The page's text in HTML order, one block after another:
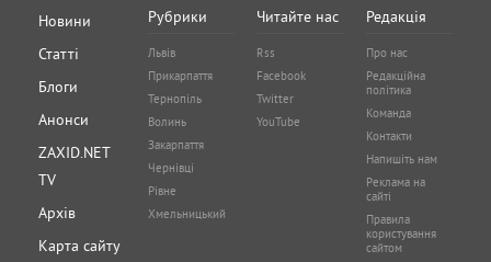
Новини
Статті
Блоги
Анонси
ZAXID.NET
TV
Архів
Карта сайту
Рубрики
Львів
Прикарпаття
Тернопіль
Волинь
Закарпаття
Чернівці
Рівне
Хмельницький
Читайте нас
Rss
Facebook
Twitter
YouTube
Редакція
Про нас
Редакційна
політика
Команда
Контакти
Напишіть нам
Реклама на
сайті
Правила
користування
сайтом